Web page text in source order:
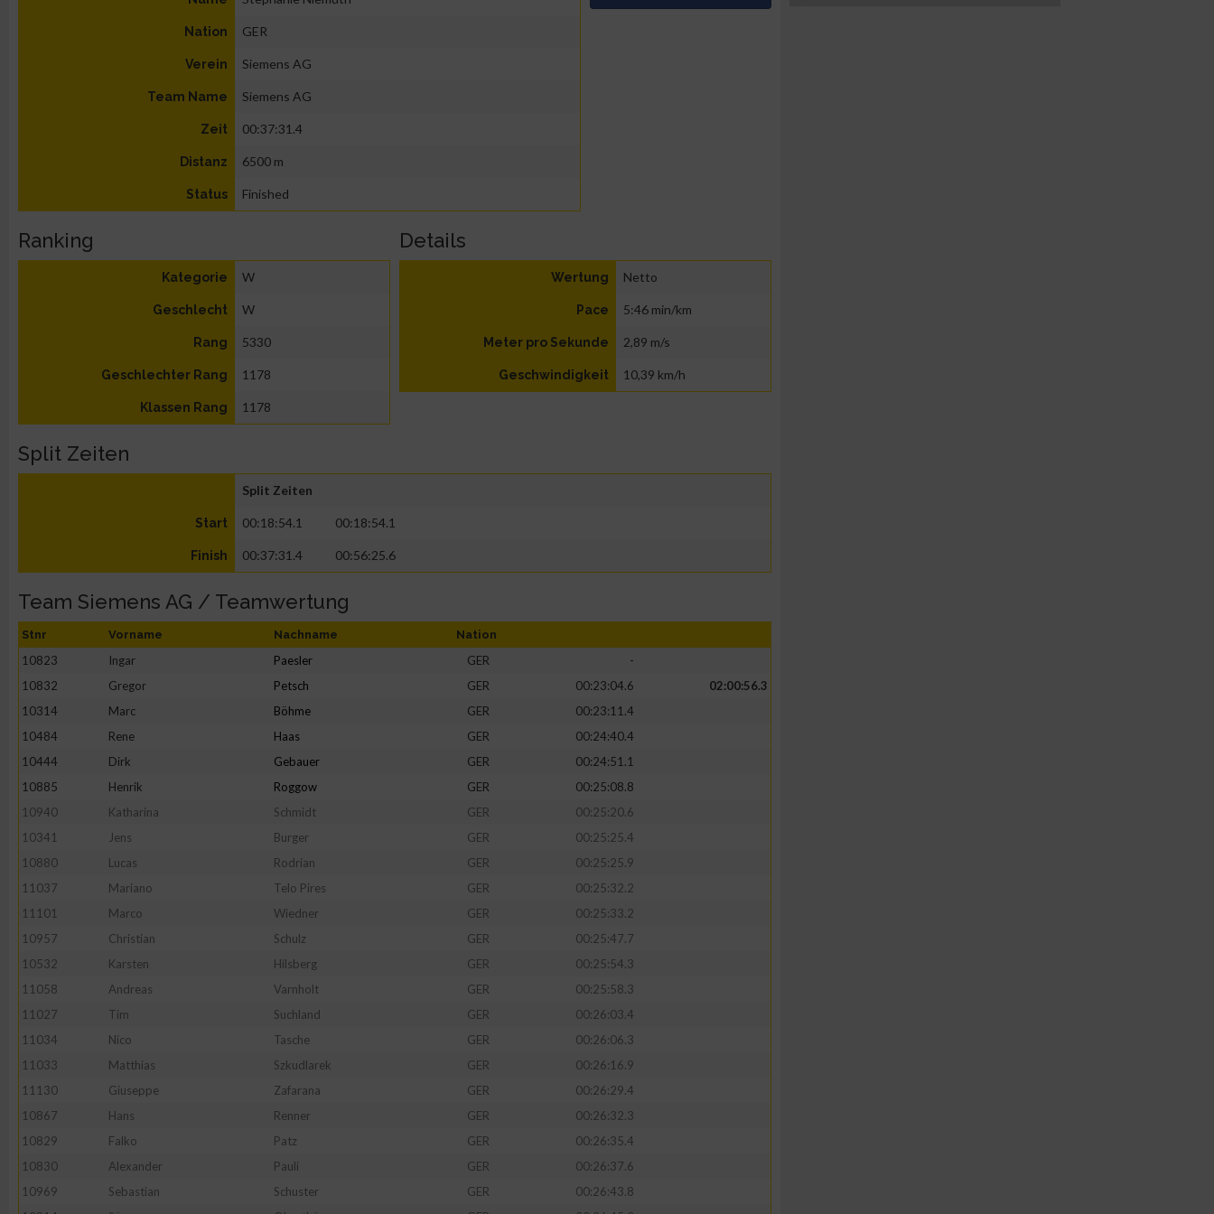
Nation GER
Verein Siemens AG
Team Name Siemens AG
Zeit 00:37:31.4
Distanz 6500 m
Status Finished
Ranking
Kategorie W
Geschlecht W
Rang 5330
Geschlechter Rang 1178
Klassen Rang 1178
Details
Wertung Netto
Pace 5:46 min/km
Meter pro Sekunde 2,89 m/s
Geschwindigkeit 10,39 km/h
Split Zeiten
Split Zeiten
Start 00:18:54.1 00:18:54.1
Finish 00:37:31.4 00:56:25.6
Team Siemens AG / Teamwertung
Stnr Vorname Nachname Nation
10823 Ingar Paesler GER
-
10832
Gregor Petsch GER 00:23:04.6
02:00:56.3
10314
Marc Böhme GER
00:23:11.4
10484
Rene Haas GER
00:24:40.4
10444
Dirk Gebauer GER
00:24:51.1
10885
Henrik Roggow GER
00:25:08.8
10940
Katharina Schmidt GER
00:25:20.6
10341
Jens Burger GER
00:25:25.4
10880
Lucas Rodrian GER
00:25:25.9
11037
Mariano Telo Pires GER
00:25:32.2
11101
Marco Wiedner GER
00:25:33.2
10957
Christian Schulz GER
00:25:47.7
10532
Karsten Hilsberg GER
00:25:54.3
11058
Andreas Varnholt GER
00:25:58.3
11027
Tim Suchland GER
00:26:03.4
11034
Nico Tasche GER
00:26:06.3
11033
Matthias Szkudlarek GER
00:26:16.9
11130
Giuseppe Zafarana GER
00:26:29.4
10867
Hans Renner GER
00:26:32.3
10829
Falko Patz GER
00:26:35.4
10830
Alexander Pauli GER
00:26:37.6
10969
Sebastian Schuster GER
00:26:43.8